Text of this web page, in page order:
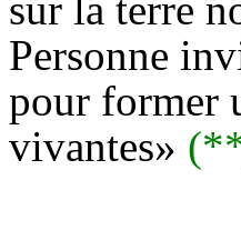
Personne
pour former
vivantes»